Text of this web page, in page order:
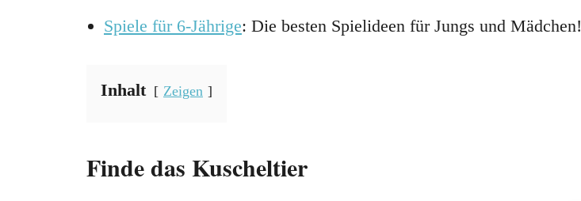
Spiele für 6-Jährige: Die besten Spielideen für Jungs und Mädchen!
Inhalt Zeigen
Finde das Kuscheltier